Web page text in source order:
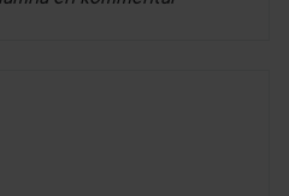
10 månader